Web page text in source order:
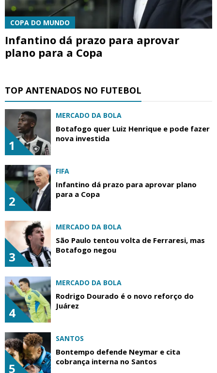
COPA DO MUNDO
Infantino dá prazo para aprovar
plano para a Copa
TOP ANTENADOS NO FUTEBOL
1
MERCADO DA BOLA
Botafogo quer Luiz Henrique e pode fazer
nova investida
2
FIFA
Infantino dá prazo para aprovar plano
para a Copa
3
MERCADO DA BOLA
São Paulo tentou volta de Ferraresi, mas
Botafogo negou
4
MERCADO DA BOLA
Rodrigo Dourado é o novo reforço do
Juárez
5
SANTOS
Bontempo defende Neymar e cita
cobrança interna no Santos